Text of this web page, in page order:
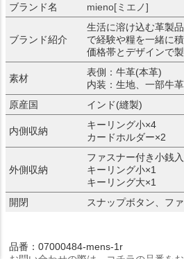
ブランド名
mieno[ミエノ]
ブランド紹介
生活に溶け込む革製
で経験や糧を一緒に
価格帯とデザインで
素材
表側：牛革(本革)
内装：生地、一部牛
原産国
インド(縫製)
内側収納
キーリング小×4
カードホルダー×2
外側収納
ファスナー付き小銭
キーリング小×1
キーリング大×1
開閉
スナップボタン、フ
品番：07000484-mens-1r